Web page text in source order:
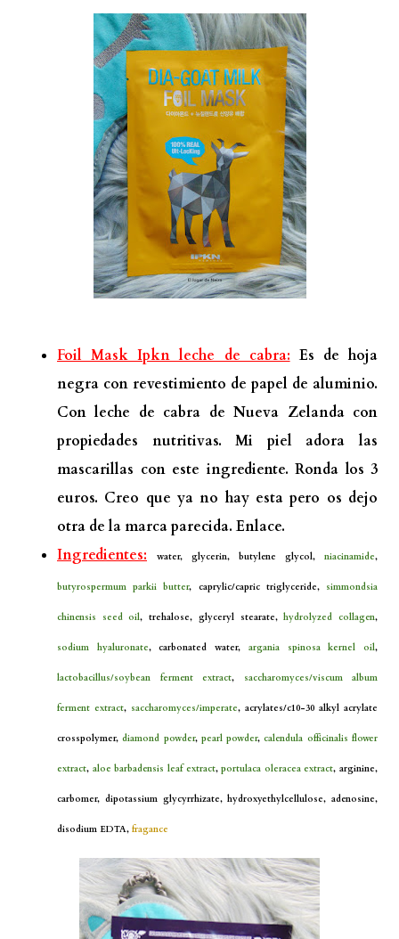
Foil Mask Ipkn leche de cabra: Es de hoja
negra con revestimiento de papel de aluminio.
Con leche de cabra de Nueva Zelanda con
propiedades nutritivas. Mi piel adora las
mascarillas con este ingrediente. Ronda los 3
euros. Creo que ya no hay esta pero os dejo
otra de la marca parecida. Enlace.
Ingredientes:
water, glycerin, butylene glycol, niacinamide,
butyrospermum parkii butter, caprylic/capric triglyceride, simmondsia
chinensis seed oil, trehalose, glyceryl stearate,hydrolyzed collagen,
sodium hyaluronate, carbonated water, argania spinosa kernel oil,
lactobacillus/soybean ferment extract, saccharomyces/viscum album
ferment extract, saccharomyces/imperate, acrylates/c10-30 alkyl acrylate
crosspolymer,diamond powder, pearl powder,calendula officinalis flower
extract, aloe barbadensis leaf extract,portulaca oleracea extract, arginine,
carbomer, dipotassium glycyrrhizate, hydroxyethylcellulose, adenosine,
disodium EDTA, fragance